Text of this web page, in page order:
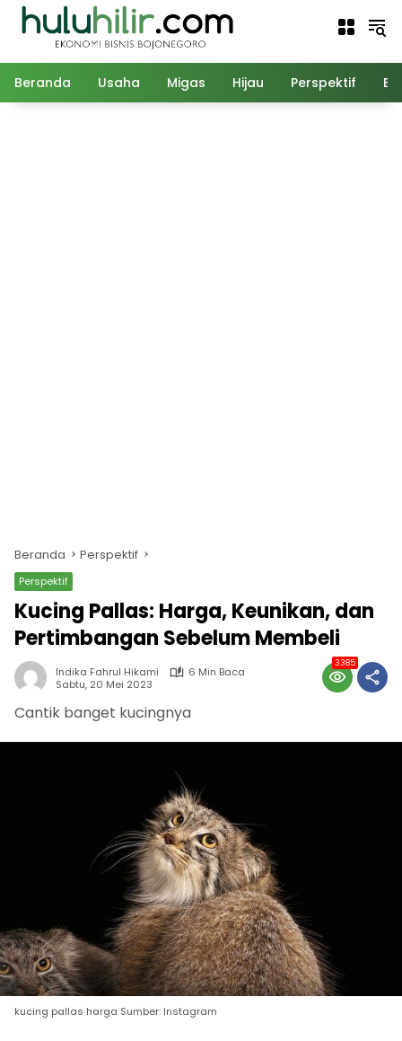
Langsung
Beranda Usaha Migas Hijau Perspektif
Beranda Perspektif
Perspektif
Kucing Pallas: Harga, Keunikan, dan
Pertimbangan Sebelum Membeli
Indika Fahrul Hikami
6 Min Baca
Sabtu, 20 Mei 2023
3385
Cantik banget kucingnya
kucing pallas harga Sumber: Instagram